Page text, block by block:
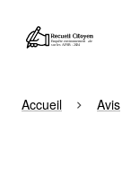
Accueil Avis